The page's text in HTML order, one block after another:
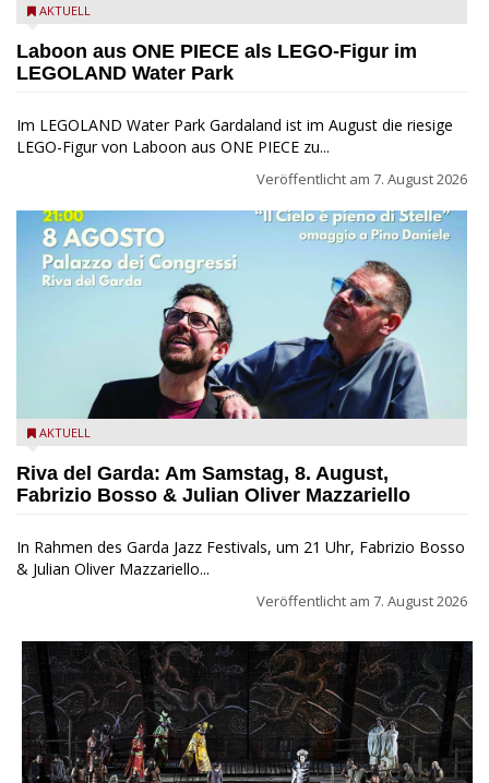
Laboon aus ONE PIECE als LEGO-Figur im LEGOLAND Water
AKTUELL
Laboon aus ONE PIECE als LEGO-Figur im
LEGOLAND Water Park
Im LEGOLAND Water Park Gardaland ist im August die riesige
LEGO-Figur von Laboon aus ONE PIECE zu...
Veröffentlicht am 7. August 2026
Fabrizio Bosso & Julian Oliver Mazzariello zu Gast beim Garda
AKTUELL
Riva del Garda: Am Samstag, 8. August,
Fabrizio Bosso & Julian Oliver Mazzariello
In Rahmen des Garda Jazz Festivals, um 21 Uhr, Fabrizio Bosso
& Julian Oliver Mazzariello...
Veröffentlicht am 7. August 2026